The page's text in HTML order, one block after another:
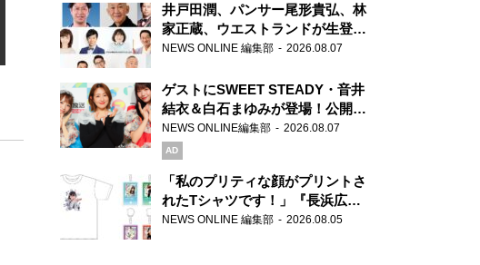
井戸田潤、パンサー尾形貴弘、林
家正蔵、ウエストランドが生登
場！『ラジオビバリー昼ズ』
NEWS ONLINE 編集部 2026.08.07
ゲストにSWEET STEADY・音井
結衣＆白石まゆみが登場！公開収
録で素顔全開！
NEWS ONLINE編集部 2026.08.07
AD
「私のプリティな顔がプリントさ
れたTシャツです！」『長浜広奈
天下無双』初の番組グッズ発売
NEWS ONLINE 編集部 2026.08.05